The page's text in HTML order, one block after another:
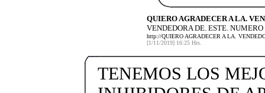
QUIERO AGRADECER A LA.
VENDEDORA DE. ESTE.
http://QUIERO AGRADECER A LA.
[1/11/2019] 16:25 Hrs.
TENEMOS LOS